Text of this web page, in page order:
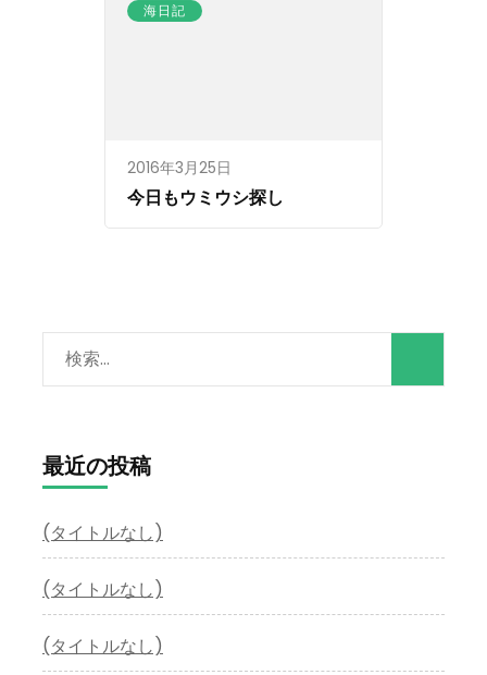
海日記
2016年3月25日
今日もウミウシ探し
検
索:
最近の投稿
(タイトルなし)
(タイトルなし)
(タイトルなし)